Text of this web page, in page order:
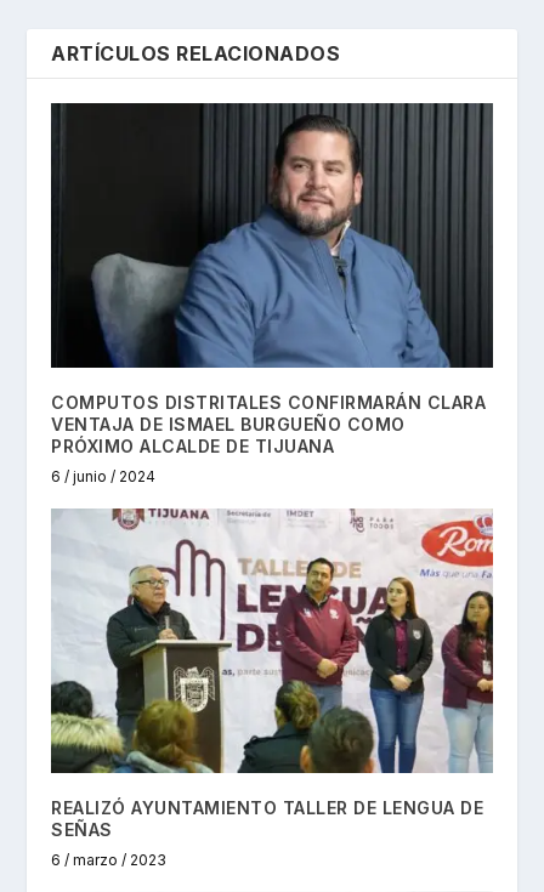
ARTÍCULOS RELACIONADOS
COMPUTOS DISTRITALES CONFIRMARÁN CLARA
VENTAJA DE ISMAEL BURGUEÑO COMO
PRÓXIMO ALCALDE DE TIJUANA
6 / junio / 2024
REALIZÓ AYUNTAMIENTO TALLER DE LENGUA DE
SEÑAS
6 / marzo / 2023